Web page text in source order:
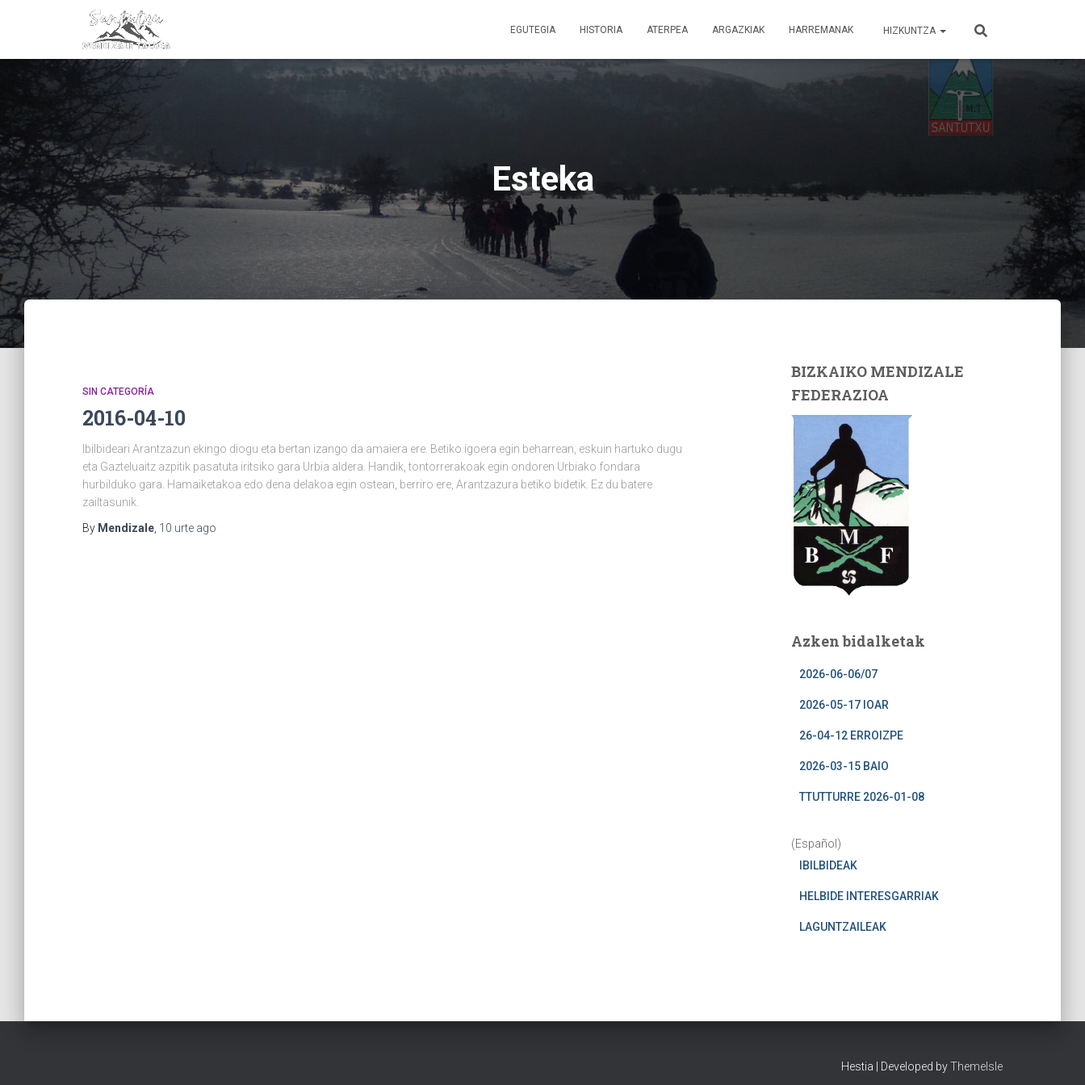
EGUTEGIA HISTORIA ATERPEA ARGAZKIAK HARREMANAK HIZKUNTZA
Esteka
SIN CATEGORÍA
2016-04-10
Ibilbideari Arantzazun ekingo diogu eta bertan izango da amaiera ere. Betiko igoera egin beharrean, eskuin hartuko dugu
eta Gazteluaitz azpitik pasatuta iritsiko gara Urbia aldera. Handik, tontorrerakoak egin ondoren Urbiako fondara
hurbilduko gara. Hamaiketakoa edo dena delakoa egin ostean, berriro ere, Arantzazura betiko bidetik. Ez du batere
zailtasunik.
By Mendizale 10 urte ago
BIZKAIKO MENDIZALE
FEDERAZIOA
Azken bidalketak
2026-06-06/07
2026-05-17 IOAR
26-04-12 ERROIZPE
2026-03-15 BAIO
TTUTTURRE 2026-01-08
(Español)
IBILBIDEAK
HELBIDE INTERESGARRIAK
LAGUNTZAILEAK
Hestia | Developed byThemeIsle